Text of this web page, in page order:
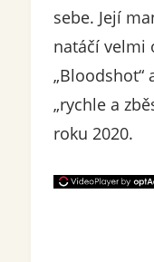
sebe. Její
natáčí velmi
„Bloodshot“
„rychle a
roku 2020.